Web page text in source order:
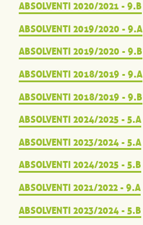
ABSOLVENTI 2020/2021 - 9.B
ABSOLVENTI 2019/2020 - 9.A
ABSOLVENTI 2019/2020 - 9.B
ABSOLVENTI 2018/2019 - 9.A
ABSOLVENTI 2018/2019 - 9.B
ABSOLVENTI 2024/2025 - 5.A
ABSOLVENTI 2023/2024 - 5.A
ABSOLVENTI 2024/2025 - 5.B
ABSOLVENTI 2021/2022 - 9.A
ABSOLVENTI 2023/2024 - 5.B